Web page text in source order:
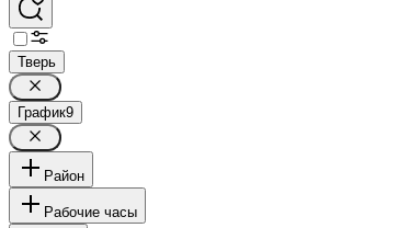
Тверь
График9
Район
Рабочие часы